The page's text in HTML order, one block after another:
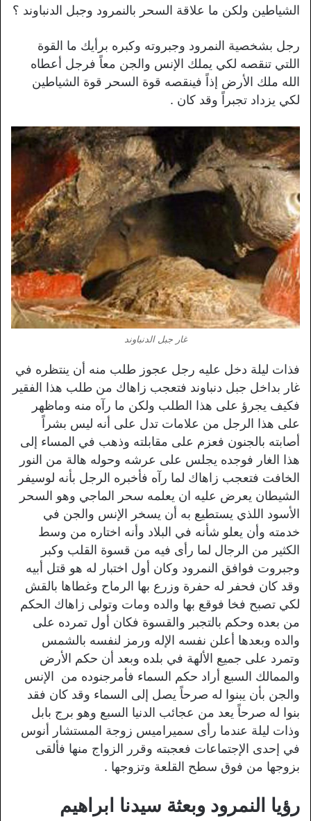
الشياطين ولكن ما علاقة السحر بالنمرود وجبل الدنباوند ؟
رجل بشخصية النمرود وجبروته وكبره برأيك ما القوة
اللتي تنقصه لكي يملك الإنس والجن معاً فرجل أعطاه
الله ملك الأرض إذاً فينقصه قوة السحر قوة الشياطين
لكي يزداد تجبراً وقد كان .
غار جبل الدنباوند
فذات ليلة دخل عليه رجل عجوز طلب منه أن ينتظره في
غار بداخل جبل دنباوند فتعجب زاهاك من طلب هذا الفقير
فكيف يجرؤ على هذا الطلب ولكن ما رآه منه وماظهر
على هذا الرجل من علامات تدل على أنه ليس بشراً
أصابته بالجنون فعزم على مقابلته وذهب في المساء إلى
هذا الغار فوجده يجلس على عرشه وحوله هالة من النور
الخافت فتعجب زاهاك لما رآه فأخبره الرجل بأنه لوسيفر
الشيطان يعرض عليه ان يعلمه سحر الماجي وهو السحر
الأسود اللذي يستطيع به أن يسخر الإنس والجن في
خدمته وأن يعلو شأنه في البلاد وأنه اختاره من وسط
الكثير من الرجال لما رأى فيه من قسوة القلب وكبر
وجبروت فوافق النمرود وكان أول اختبار له هو قتل أبيه
وقد كان فحفر له حفرة وزرع بها الرماح وغطاها بالقش
لكي تصبح فخا فوقع بها والده ومات وتولى زاهاك الحكم
من بعده وحكم بالتجبر والقسوة فكان أول تمرده على
والده وبعدها أعلن نفسه الإله ورمز لنفسه بالشمس
وتمرد على جميع الألهة في بلده وبعد أن حكم الأرض
والممالك السبع أراد حكم السماء فأمرجنوده من الإنس
والجن بأن يبنوا له صرحاً يصل إلى السماء وقد كان فقد
بنوا له صرحاً يعد من عجائب الدنيا السبع وهو برج بابل
وذات ليلة عندما رأى سميراميس زوجة المستشار أنوس
في إحدى الإجتماعات فعجبته وقرر الزواج منها فألقى
بزوجها من فوق سطح القلعة وتزوجها .
رؤيا النمرود وبعثة سيدنا ابراهيم